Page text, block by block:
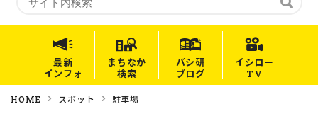
最新
インフォ
まちなか
検索
バシ研
ブログ
イシロー
TV
HOME スポット 駐車場